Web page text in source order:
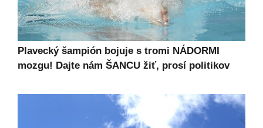
Plavecký šampión bojuje s tromi NÁDORMI
mozgu! Dajte nám ŠANCU žiť, prosí politikov